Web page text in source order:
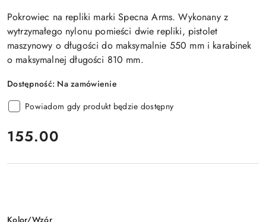
Pokrowiec na repliki marki Specna Arms. Wykonany z
wytrzymałego nylonu pomieści dwie repliki, pistolet
maszynowy o długości do maksymalnie 550 mm i karabinek
o maksymalnej długości 810 mm.
Dostępność: Na zamówienie
Powiadom gdy produkt będzie dostępny
cena:
155.00
Wariant